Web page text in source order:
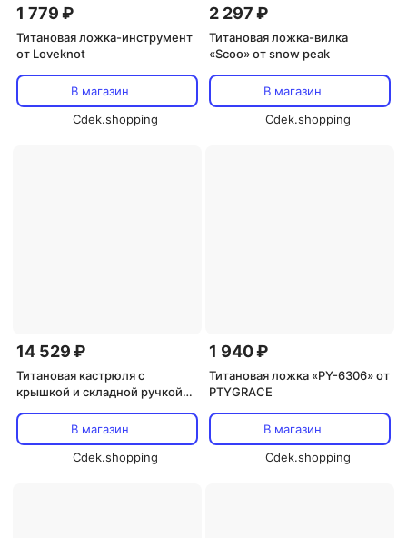
1 779 ₽
Титановая ложка-инструмент
от Loveknot
В магазин
Cdek.shopping
2 297 ₽
Титановая ложка-вилка
«Scoo» от snow peak
В магазин
Cdek.shopping
14 529 ₽
Титанoвая кастрюля с
крышкой и складной ручкой
В магазин
Cdek.shopping
1 940 ₽
Титановая ложка «PY-6306» от
PTYGRACE
В магазин
Cdek.shopping